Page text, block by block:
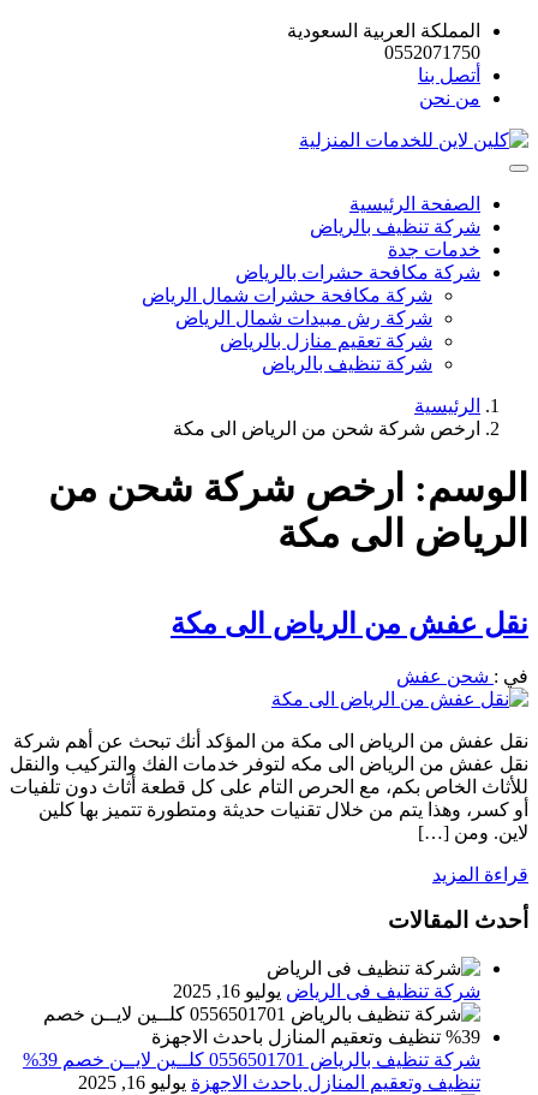
المملكة العربية السعودية
0552071750
أتصل بنا
من نحن
الصفحة الرئيسية
شركة تنظيف بالرياض
خدمات جدة
شركة مكافحة حشرات بالرياض
شركة مكافحة حشرات شمال الرياض
شركة رش مبيدات شمال الرياض
شركة تعقيم منازل بالرياض
شركة تنظيف بالرياض
الرئيسية
ارخص شركة شحن من الرياض الى مكة
الوسم: ارخص شركة شحن من
الرياض الى مكة
نقل عفش من الرياض الى مكة
في : شحن عفش
نقل عفش من الرياض الى مكة من المؤكد أنك تبحث عن أهم شركة
نقل عفش من الرياض الى مكه لتوفر خدمات الفك والتركيب والنقل
للأثاث الخاص بكم، مع الحرص التام على كل قطعة أثاث دون تلفيات
أو كسر، وهذا يتم من خلال تقنيات حديثة ومتطورة تتميز بها كلين
لاين. ومن […]
قراءة المزيد
أحدث المقالات
شركة تنظيف فى الرياض يوليو 16, 2025
شركة تنظيف بالرياض 0556501701 كلــين لايــن خصم 39%
تنظيف وتعقيم المنازل باحدث الاجهزة يوليو 16, 2025